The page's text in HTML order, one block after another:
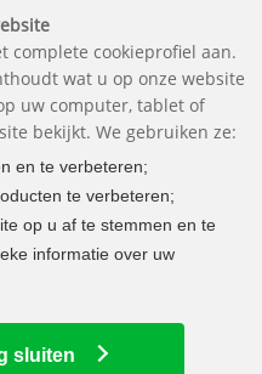
complete cookieprofiel aan.
wat u op onze website
uw computer, tablet of
bekijkt. We gebruiken ze:
en te verbeteren;
te verbeteren;
op u af te stemmen en te
informatie over uw
sluiten